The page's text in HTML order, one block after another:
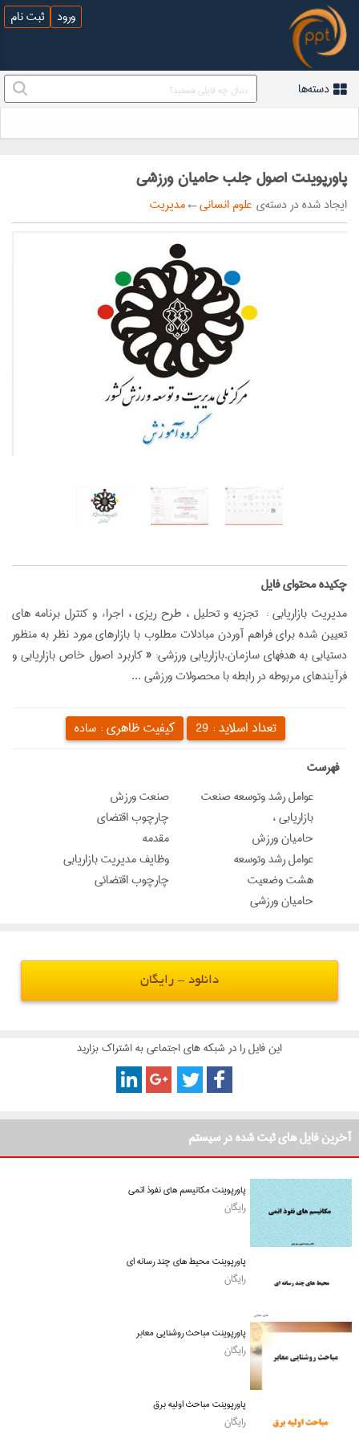
ورود ثبت نام
دسته‌ها
پاورپوینت اصول جلب حامیان ورزشی
ایجاد شده در دسته‌ی علوم انسانی←مدیریت
‌چکیده محتوای فایل
مديريت بازاريابي : تجزيه و تحليل ، طرح ريزي ، اجراء و كنترل برنامه هاي
تعيين شده براي فراهم آوردن مبادلات مطلوب با بازارهاي مورد نظر به منظور
دستيابي به هدفهاي سازمان.بازاريابي ورزشي: « كاربرد اصول خاص بازاريابي و
فرآيندهاي مربوطه در رابطه با محصولات ورزشي ...
کیفیت ظاهری : ساده تعداد اسلاید : 29
‌فهرست
عوامل رشد وتوسعه صنعت
صنعت ورزش
بازاريابي ،
چارچوب اقتضاي
حاميان ورزش
مقدمه
عوامل رشد وتوسعه
وظايف مديريت بازاريابي
هشت وضعيت
چارچوب اقتضائي
حاميان ورزشي
دانلود - رایگان
این فایل را در شبکه های اجتماعی به اشتراک بزارید
آخرین فایل های ثبت شده در سیستم
پاورپوینت مکانیسم های نفوذ اتمی
رایگان
پاورپوینت محیط های چند رسانه ای
رایگان
پاورپوینت مباحث روشنایی معابر
رایگان
پاورپوینت مباحث اولیه برق
رایگان